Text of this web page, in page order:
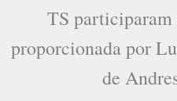
TS participaram
proporcionada por
de